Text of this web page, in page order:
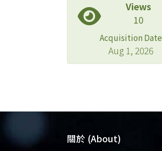
Views
10
Acquisition Date
Aug 1, 2026
關於 (About)